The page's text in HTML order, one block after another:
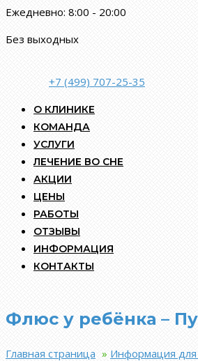
Ежедневно: 8:00 - 20:00
Без выходных
+7 (499) 707-25-35
О КЛИНИКЕ
КОМАНДА
УСЛУГИ
ЛЕЧЕНИЕ ВО СНЕ
АКЦИИ
ЦЕНЫ
РАБОТЫ
ОТЗЫВЫ
ИНФОРМАЦИЯ
КОНТАКТЫ
Флюс у ребёнка –
Главная страница » Информация для